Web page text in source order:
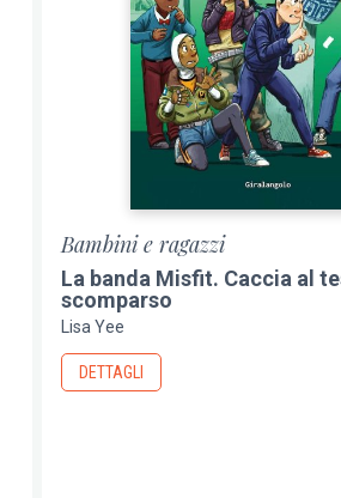
Bambini e ragazzi
La banda Misfit. Caccia al
scomparso
Lisa Yee
DETTAGLI